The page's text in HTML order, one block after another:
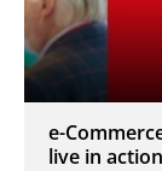
e-
live in action